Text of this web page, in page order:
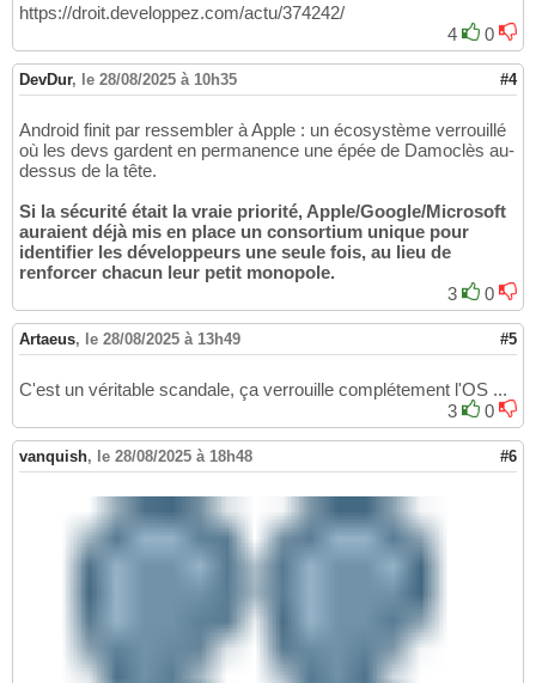
https://droit.developpez.com/actu/374242/
4
0
DevDur, le 28/08/2025 à 10h35 #4
Android finit par ressembler à Apple : un écosystème verrouillé
où les devs gardent en permanence une épée de Damoclès au-
dessus de la tête.
Si la sécurité était la vraie priorité, Apple/Google/Microsoft
auraient déjà mis en place un consortium unique pour
identifier les développeurs une seule fois, au lieu de
renforcer chacun leur petit monopole.
3
0
Artaeus, le 28/08/2025 à 13h49 #5
C'est un véritable scandale, ça verrouille complétement l'OS ...
3
0
vanquish, le 28/08/2025 à 18h48 #6